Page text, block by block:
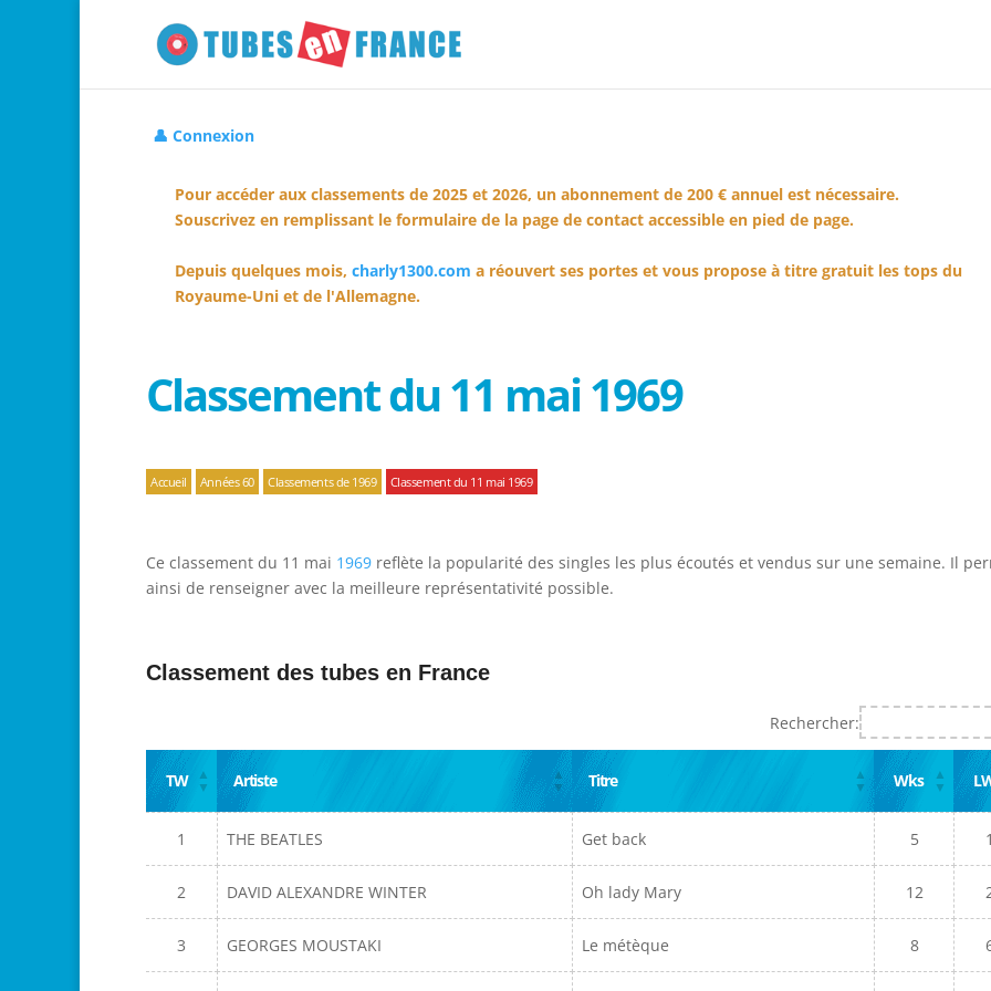
👤 Connexion
Pour accéder aux classements de 2025 et 2026, un abonnement de 200 € annuel est nécessaire.
Souscrivez en remplissant le formulaire de la page de contact accessible en pied de page.
Depuis quelques mois, charly1300.com a réouvert ses portes et vous propose à titre gratuit les tops du
Royaume-Uni et de l'Allemagne.
Classement du 11 mai 1969
Accueil Années 60 Classements de 1969 Classement du 11 mai 1969
Ce classement du 11 mai 1969 reflète la popularité des singles les plus écoutés et vendus sur une semaine. Il
ainsi de renseigner avec la meilleure représentativité possible.
Classement des tubes en France
Rechercher:
TW Artiste Titre Wks
1 THE BEATLES Get back 5 1
2 DAVID ALEXANDRE WINTER Oh lady Mary 12
3 GEORGES MOUSTAKI Le métèque 8